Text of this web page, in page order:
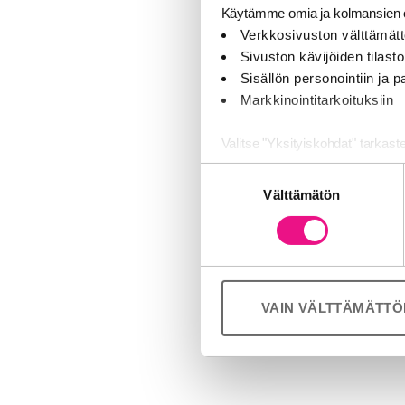
Käytämme omia ja
Verkkosivuston
Sivuston kävijöiden
Sisällön personointiin ja
Markkinointitarkoituksiin
Valitse "Yksityiskohdat"
Jaamme sosiaalisen median,
palvelujaan (esim. Google).
Välttämätön
VAIN
Exposure
Radio is
than
Uplifts
Radio has
exposure
Creativity